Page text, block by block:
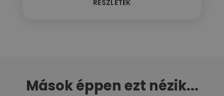
RÉSZLETEK
Mások éppen ezt nézik...